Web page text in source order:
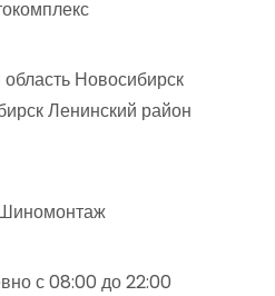
Новосибирск
Ленинский район
с 08:00 до 22:00